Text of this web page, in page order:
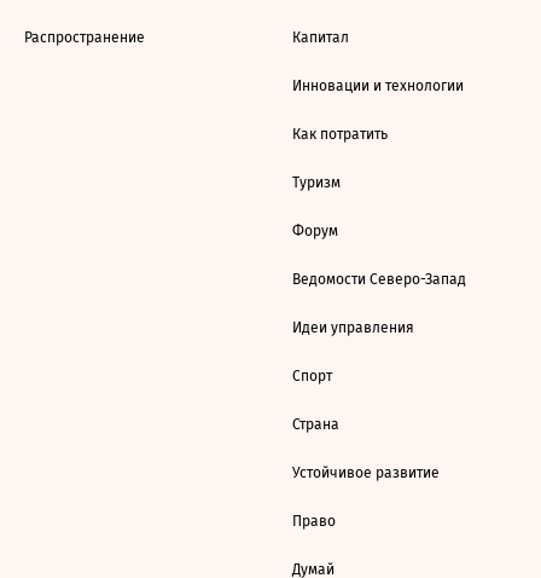
Распространение Капитал
Инновации и технологии
Как потратить
Туризм
Форум
Ведомости Северо-Запад
Идеи управления
Спорт
Страна
Устойчивое развитие
Право
Думай